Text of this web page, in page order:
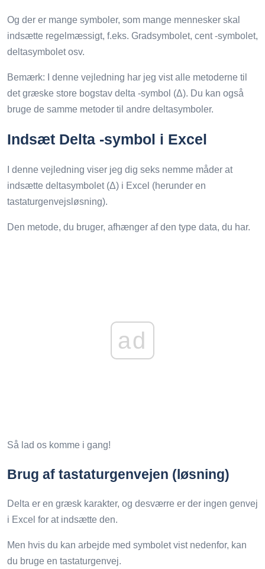
Og der er mange symboler, som mange mennesker skal
indsætte regelmæssigt, f.eks. Gradsymbolet, cent -symbolet,
deltasymbolet osv.
Bemærk: I denne vejledning har jeg vist alle metoderne til
det græske store bogstav delta -symbol (Δ). Du kan også
bruge de samme metoder til andre deltasymboler.
Indsæt Delta -symbol i Excel
I denne vejledning viser jeg dig seks nemme måder at
indsætte deltasymbolet (Δ) i Excel (herunder en
tastaturgenvejsløsning).
Den metode, du bruger, afhænger af den type data, du har.
ad
Så lad os komme i gang!
Brug af tastaturgenvejen (løsning)
Delta er en græsk karakter, og desværre er der ingen genvej
i Excel for at indsætte den.
Men hvis du kan arbejde med symbolet vist nedenfor, kan
du bruge en tastaturgenvej.